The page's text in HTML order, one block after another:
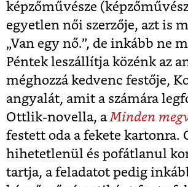
képzőművésze
egyetlen női szerzője, azt is
„Van egy nő.”, de inkább ne
Péntek leszállítja közénk az
méghozzá kedvenc festője,
angyalát, amit a számára
Ottlik-novella, aMinden
festett oda a fekete kartonra.
hihetetlenül és pofátlanul
tartja, a feladatot pedig